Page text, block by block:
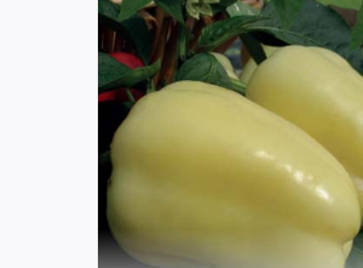
RÉSZLETEK